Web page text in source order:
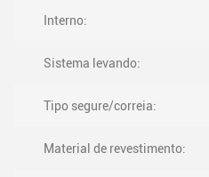
Interno:
Sistema levando:
Tipo segure/correia:
Material de revestimento: